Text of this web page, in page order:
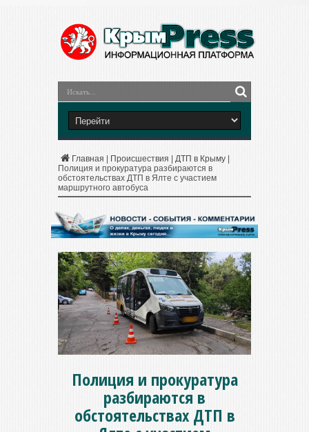
Главная Происшествия ДТП в Крыму
Полиция и прокуратура разбираются в
обстоятельствах ДТП в Ялте с участием
маршрутного автобуса
Полиция и прокуратура
разбираются в
обстоятельствах ДТП в